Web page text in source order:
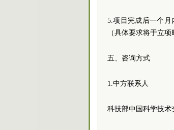
5.项目完成后一个
（具体要求将于立项
五、咨询方式
1.中方联系人
科技部中国科学技术